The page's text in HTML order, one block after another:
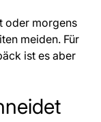
oder morgens
meiden. Für
ist es aber